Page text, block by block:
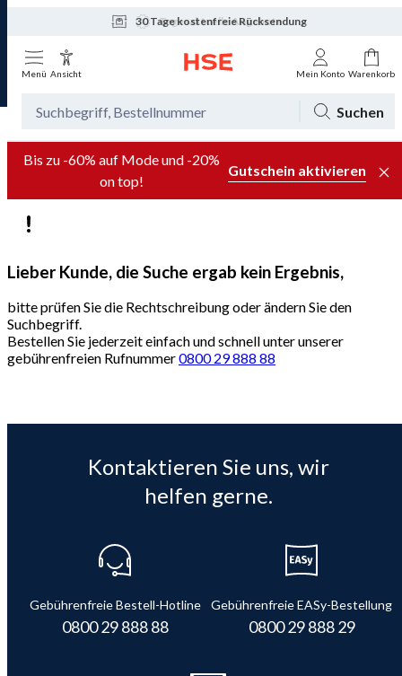
30 Tage kostenfreie Rücksendung
Tagesaktuelle Angebote
Menü Ansicht Mein Konto Warenkorb
Suchen
Bis zu -60% auf Mode und -20%
on top!
Gutschein aktivieren
Lieber Kunde, die Suche ergab kein Ergebnis,
bitte prüfen Sie die Rechtschreibung oder ändern Sie den
Suchbegriff.
Bestellen Sie jederzeit einfach und schnell unter unserer
gebührenfreien Rufnummer0800 29 888 88
Kontaktieren Sie uns, wir
helfen gerne.
Gebührenfreie Bestell-Hotline
0800 29 888 88
Gebührenfreie EASy-Bestellung
0800 29 888 29